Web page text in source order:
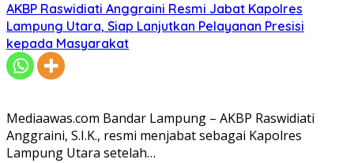
AKBP Raswidiati Anggraini Resmi Jabat Kapolres
Lampung Utara, Siap Lanjutkan Pelayanan Presisi
kepada Masyarakat
Mediaawas.com Bandar Lampung – AKBP Raswidiati
Anggraini, S.I.K., resmi menjabat sebagai Kapolres
Lampung Utara setelah…